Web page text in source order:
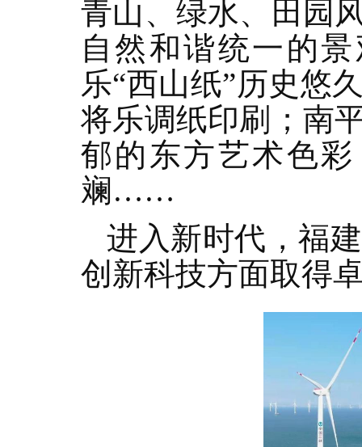
青山、绿水、田园
自然和谐统一的
乐“西山纸”历史悠
将乐调纸印刷；南
郁的东方艺术色
斓……
进入新时代，福
创新科技方面取得